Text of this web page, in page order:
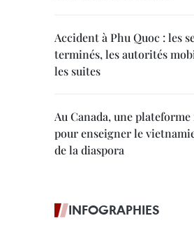
Accident à Phu Quoc : les
terminés, les autorités
les suites
Au Canada, une
pour enseigner le
de la diaspora
INFOGRAPHIES